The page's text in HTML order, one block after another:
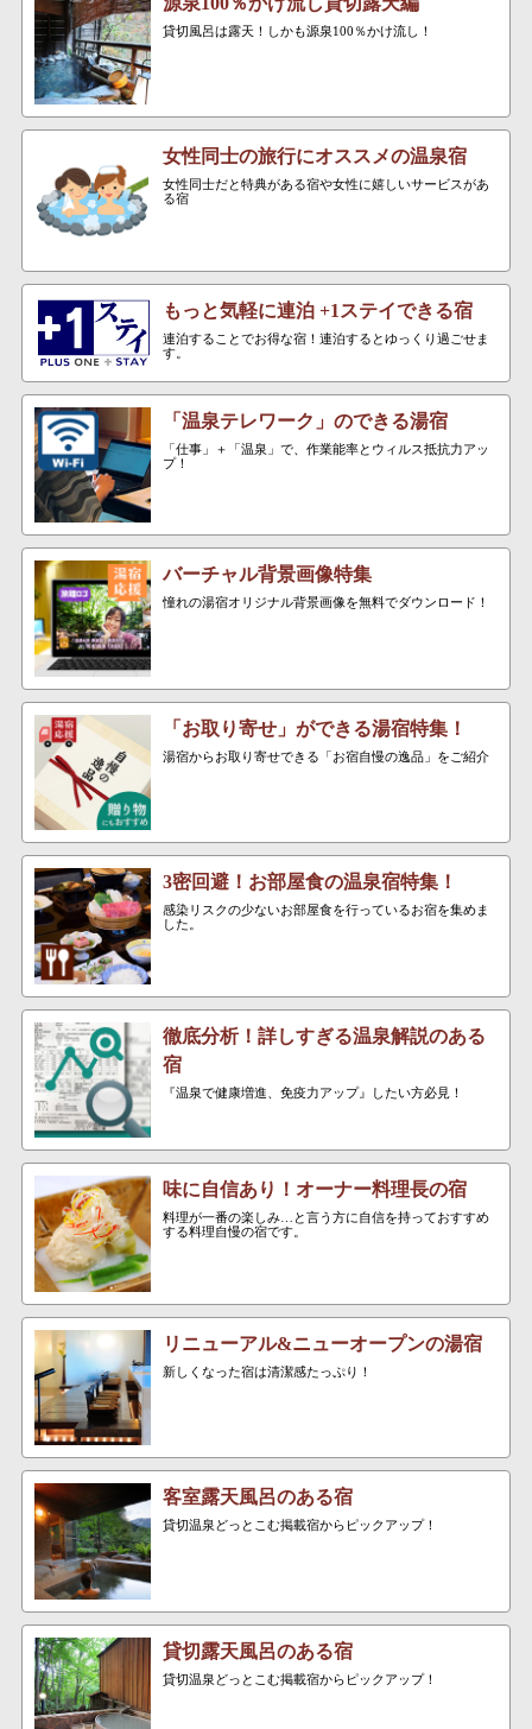
貸切風呂は露天！しかも源泉100％かけ流し！
女性同士の旅行にオススメの温泉宿
女性同士だと特典がある宿や女性に嬉しいサービスがあ
る宿
もっと気軽に連泊 +1ステイできる宿
連泊することでお得な宿！連泊するとゆっくり過ごせま
す。
「温泉テレワーク」のできる湯宿
「仕事」＋「温泉」で、作業能率とウィルス抵抗力アッ
プ！
バーチャル背景画像特集
憧れの湯宿オリジナル背景画像を無料でダウンロード！
「お取り寄せ」ができる湯宿特集！
湯宿からお取り寄せできる「お宿自慢の逸品」をご紹介
3密回避！お部屋食の温泉宿特集！
感染リスクの少ないお部屋食を行っているお宿を集めま
した。
徹底分析！詳しすぎる温泉解説のある
宿
『温泉で健康増進、免疫力アップ』したい方必見！
味に自信あり！オーナー料理長の宿
料理が一番の楽しみ…と言う方に自信を持っておすすめ
する料理自慢の宿です。
リニューアル&ニューオープンの湯宿
新しくなった宿は清潔感たっぷり！
客室露天風呂のある宿
貸切温泉どっとこむ掲載宿からピックアップ！
貸切露天風呂のある宿
貸切温泉どっとこむ掲載宿からピックアップ！